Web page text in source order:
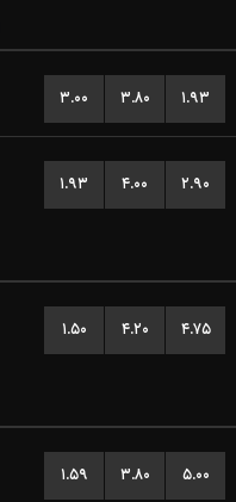
۳.۰۰ ۳.۸۰ ۱.۹۳
۱.۹۳ ۴.۰۰ ۲.۹۰
۱.۵۰ ۴.۲۰ ۴.۷۵
۱.۵۹ ۳.۸۰ ۵.۰۰